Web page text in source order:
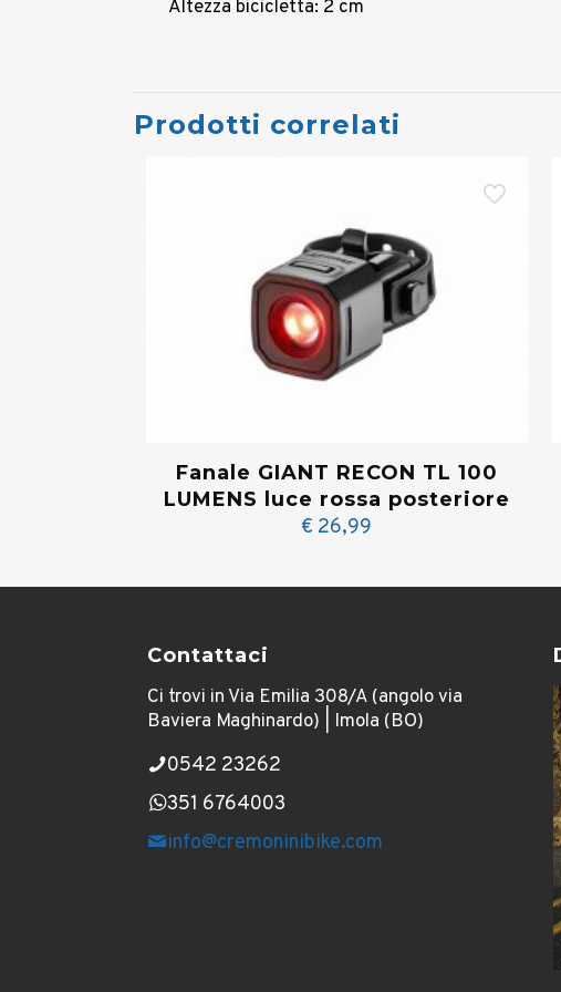
Altezza bicicletta: 2 cm
Prodotti correlati
Fanale GIANT RECON TL 100
LUMENS luce rossa posteriore
€ 26,99
Contattaci
Ci trovi in Via Emilia 308/A (angolo via
Baviera Maghinardo) | Imola (BO)
0542 23262
351 6764003
info@cremoninibike.com